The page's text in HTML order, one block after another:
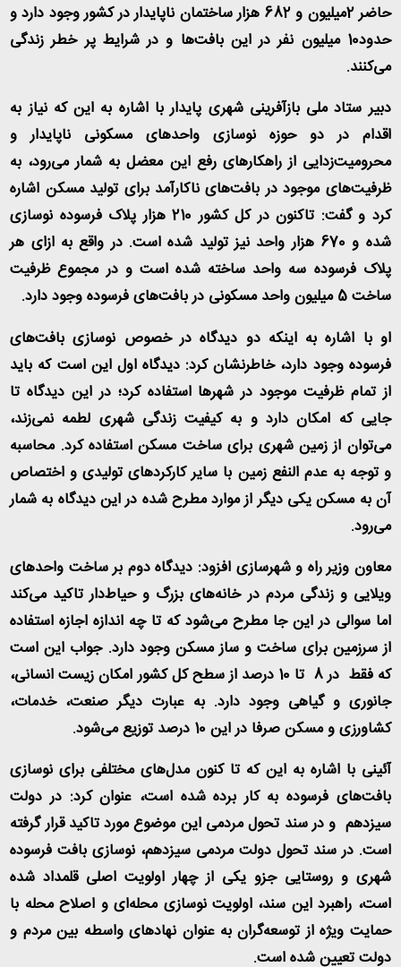
حاضر 2میلیون و 682 هزار ساختمان ناپایدار در کشور وجود دارد و
حدود10 میلیون نفر در این بافت‌ها و در شرایط پر خطر زندگی
می‌کنند.
دبیر ستاد ملی بازآفرینی شهری پایدار با اشاره به این که نیاز به
اقدام در دو حوزه نوسازی واحدهای مسکونی ناپایدار و
محرومیت‌زدایی از راهکارهای رفع این معضل به شمار می‌رود، به
ظرفیت‌های موجود در بافت‌های ناکارآمد برای تولید مسکن اشاره
کرد و گفت: تاکنون در کل کشور 210 هزار پلاک فرسوده نوسازی
شده و 670 هزار واحد نیز تولید شده است. در واقع به ازای هر
پلاک فرسوده سه واحد ساخته شده است و در مجموع ظرفیت
ساخت 5 میلیون واحد مسکونی در بافت‌های فرسوده وجود دارد
.
او با اشاره به اینکه دو دیدگاه در خصوص نوسازی بافت‌های
فرسوده وجود دارد، خاطرنشان کرد: دیدگاه اول این است که باید
از تمام ظرفیت موجود در شهرها استفاده کرد؛ در این دیدگاه تا
جایی که امکان دارد و به کیفیت زندگی شهری لطمه نمی‌زند،
می‌توان از زمین شهری برای ساخت مسکن استفاده کرد. محاسبه
و توجه به عدم النفع زمین با سایر کارکردهای تولیدی و اختصاص
آن به مسکن یکی دیگر از موارد مطرح شده در این دیدگاه به شمار
می‌رود.
معاون وزیر راه و شهرسازی افزود: دیدگاه دوم بر ساخت واحدهای
ویلایی و زندگی مردم در خانه‌های بزرگ و حیاط‌دار تاکید می‌کند
اما سوالی در این جا مطرح می‌شود که تا چه اندازه اجازه استفاده
از سرزمین برای ساخت و ساز مسکن وجود دارد. جواب این است
که فقط در 8 تا 10 درصد از سطح کل کشور امکان زیست انسانی،
جانوری و گیاهی وجود دارد. به عبارت دیگر صنعت، خدمات،
کشاورزی و مسکن صرفا در این 10 درصد توزیع می‌شود
.
آئینی با اشاره به این که تا کنون مدل‌های مختلفی برای نوسازی
بافت‌های فرسوده به کار برده شده است، عنوان کرد: در دولت
سیزدهم و در سند تحول مردمی این موضوع مورد تاکید قرار گرفته
است. در سند تحول دولت مردمی سیزدهم، نوسازی بافت فرسوده
شهری و روستایی جزو یکی از چهار اولویت اصلی قلمداد شده
است، راهبرد این سند، اولویت نوسازی محله‌ای و اصلاح محله با
حمایت ویژه از توسعه‌گران به عنوان نهادهای واسطه بین مردم و
دولت تعیین شده است.